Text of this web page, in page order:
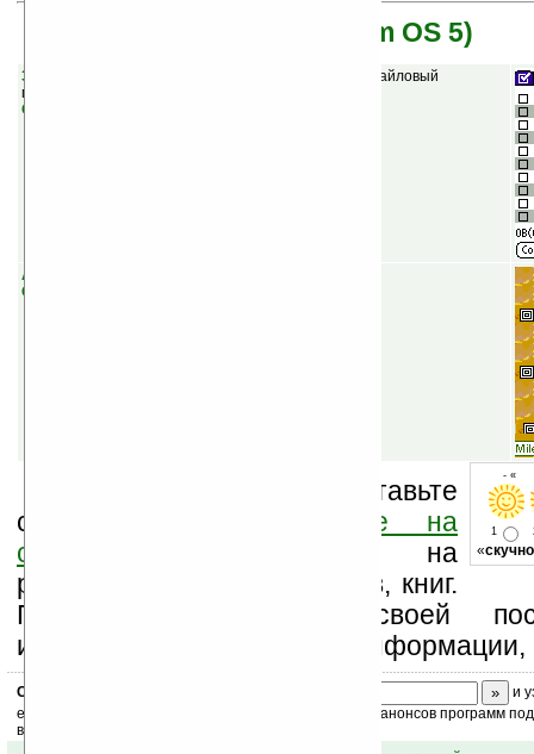
Garnet OS (бывшая Palm OS 5)
3XCommander v1.02
(бесплатная) — бесплатный файловый
менеджер для Палм.
Скачать
Air Race v1.0
Скачать
- «
1
«скучно
Оцените новость и оставьте
свой комментарий
ниже на
странице
на
рассылку новостей, файлов, книг.
Поддержите Ладошки своей
изучением коммерческой информации,
Скоро
и
ежедневный или еженедельный дайджест новостей, анонсов программ
ваш почтовый ящик.